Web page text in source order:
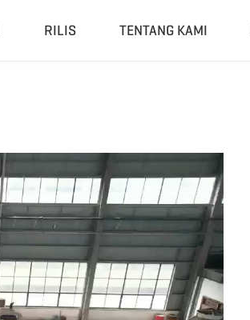
Penghancur Bergerak
Penghancur Seluler
Penggilingan Karet
Pirolisis Ban
Pirolisis Portabel
Pemisah
Pemisah
Tyre
Mesin
RILIS TENTANG KAMI